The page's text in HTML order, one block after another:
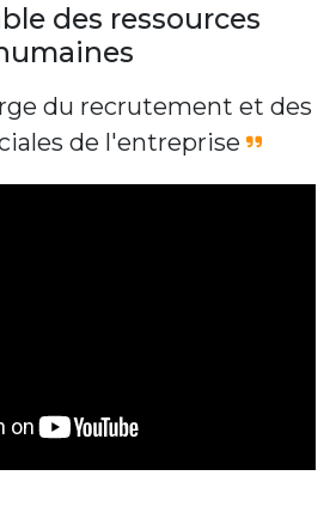
des ressources
du recrutement et des
de l'entreprise